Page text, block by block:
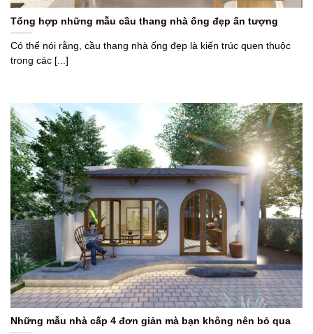
Tổng hợp những mẫu cầu thang nhà ống đẹp ấn tượng
Có thể nói rằng, cầu thang nhà ống đẹp là kiến trúc quen thuộc
trong các [...]
Những mẫu nhà cấp 4 đơn giản mà bạn không nên bỏ qua